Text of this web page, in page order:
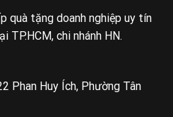
quà tặng doanh nghiệp uy tín
chi nhánh HN.
Phan Huy Ích, Phường Tân